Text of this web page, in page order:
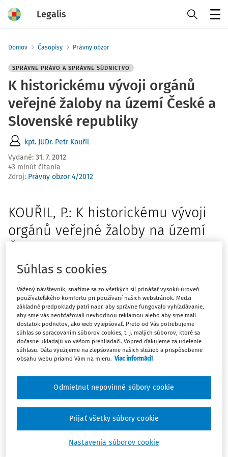
Legalis
Domov Časopisy Právny obzor
SPRÁVNE PRÁVO A SPRÁVNE SÚDNICTVO
K historickému vývoji orgánů
veřejné žaloby na území České a
Slovenské republiky
kpt. JUDr. Petr Kouřil
Vydané: 31. 7. 2012
43 minút čítania
Zdroj: Právny obzor 4/2012
KOUŘIL, P.: K historickému vývoji
orgánů veřejné žaloby na území
Právny obor, 95, 2012, č.4, s.363 -
378.
The historical development of public action authorities
in the Czech and Slovak Republics.The author in this
contribution describes the circumstances of the birth and
the most important milestones in the historical
development of public action authorities both in the Czech
the present form. He focuses on the initial period
activitities and tasks of contemporary public action
organization and scope during the most significant
historical events in both countries. He reflects a long
historical common tradition of public action authorities in
Máte predplatné?
Súhlas s cookies
Vážený návštevník, snažíme sa zo všetkých síl prinášať vysokú úroveň
používateľského komfortu pri používaní našich webstránok. Medzi
základné predpoklady patrí napr. aby správne fungovalo vyhľadávanie,
aby sme vás neobťažovali nevhodnou reklamou alebo aby sme mali
dostatok podnetov, ako web vylepšovať. Preto od Vás potrebujeme
súhlas so spracovaním súborov cookies, t. j. malých súborov, ktoré sa
dočasne ukladajú vo vašom prehliadači. Vopred ďakujeme za udelenie
súhlasu. Dáta využijeme na zlepšovanie našich služieb a prispôsobenie
obsahu webu priamo Vám na mieru. Viac informácií
Nastavenia súborov cookie
Odmietnut nepovinné súbory cookie
Prijať všetky súbory cookie